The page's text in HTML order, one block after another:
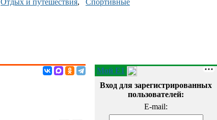
Отдых и путешествия, Спортивные
Мой E1
Вход для зарегистрированных
пользователей:
E-mail: